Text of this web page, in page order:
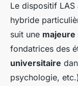
Le dispositif
hybride
suit une majeure
fondatrices des
universitaire
psychologie,